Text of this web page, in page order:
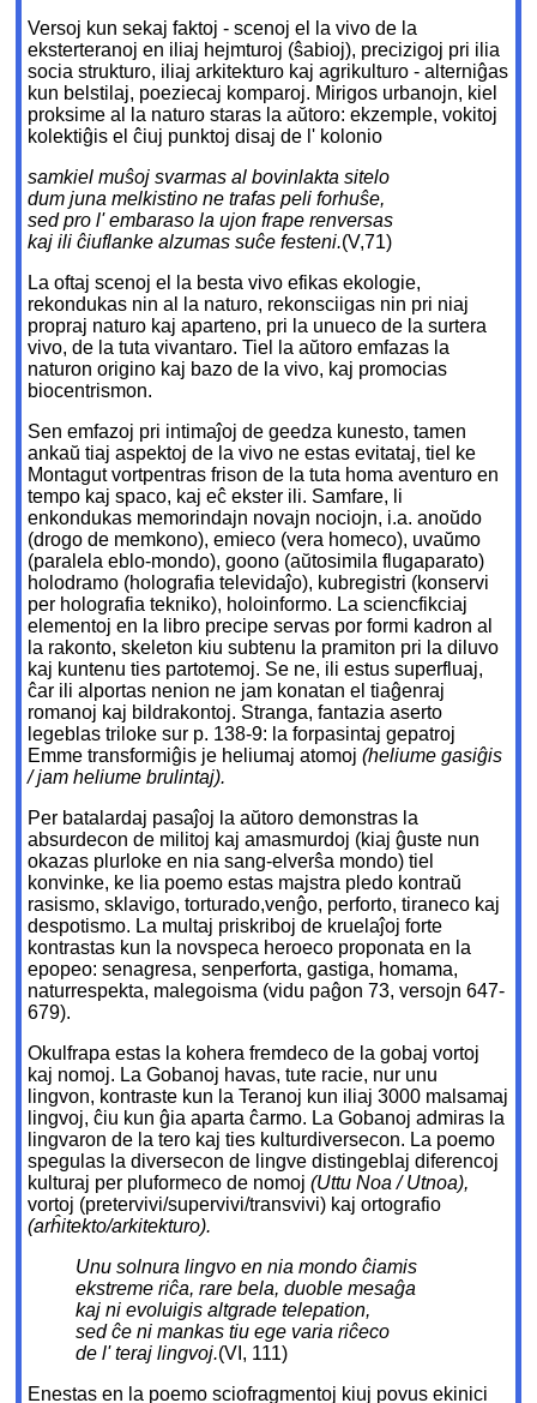
Versoj kun sekaj faktoj - scenoj el la vivo de la
eksterteranoj en iliaj hejmturoj (ŝabioj), precizigoj pri ilia
socia strukturo, iliaj arkitekturo kaj agrikulturo - alterniĝas
kun belstilaj, poeziecaj komparoj. Mirigos urbanojn, kiel
proksime al la naturo staras la aŭtoro: ekzemple, vokitoj
kolektiĝis el ĉiuj punktoj disaj de l' kolonio
samkiel muŝoj svarmas al bovinlakta sitelo
dum juna melkistino ne trafas peli forhuŝe,
sed pro l' embaraso la ujon frape renversas
kaj ili ĉiuflanke alzumas suĉe festeni.(V,71)
La oftaj scenoj el la besta vivo efikas ekologie,
rekondukas nin al la naturo, rekonsciigas nin pri niaj
propraj naturo kaj aparteno, pri la unueco de la surtera
vivo, de la tuta vivantaro. Tiel la aŭtoro emfazas la
naturon origino kaj bazo de la vivo, kaj promocias
biocentrismon.
Sen emfazoj pri intimaĵoj de geedza kunesto, tamen
ankaŭ tiaj aspektoj de la vivo ne estas evitataj, tiel ke
Montagut vortpentras frison de la tuta homa aventuro en
tempo kaj spaco, kaj eĉ ekster ili. Samfare, li
enkondukas memorindajn novajn nociojn, i.a. anoŭdo
(drogo de memkono), emieco (vera homeco), uvaŭmo
(paralela eblo-mondo), goono (aŭtosimila flugaparato)
holodramo (holografia televidaĵo), kubregistri (konservi
per holografia tekniko), holoinformo. La sciencfikciaj
elementoj en la libro precipe servas por formi kadron al
la rakonto, skeleton kiu subtenu la pramiton pri la diluvo
kaj kuntenu ties partotemoj. Se ne, ili estus superfluaj,
ĉar ili alportas nenion ne jam konatan el tiaĝenraj
romanoj kaj bildrakontoj. Stranga, fantazia aserto
legeblas triloke sur p. 138-9: la forpasintaj gepatroj
Emme transformiĝis je heliumaj atomoj(heliume gasiĝis
/ jam heliume brulintaj).
Per batalardaj pasaĵoj la aŭtoro demonstras la
absurdecon de militoj kaj amasmurdoj (kiaj ĝuste nun
okazas plurloke en nia sang-elverŝa mondo) tiel
konvinke, ke lia poemo estas majstra pledo kontraŭ
rasismo, sklavigo, torturado,venĝo, perforto, tiraneco kaj
despotismo. La multaj priskriboj de kruelaĵoj forte
kontrastas kun la novspeca heroeco proponata en la
epopeo: senagresa, senperforta, gastiga, homama,
naturrespekta, malegoisma (vidu paĝon 73, versojn 647-
679).
Okulfrapa estas la kohera fremdeco de la gobaj vortoj
kaj nomoj. La Gobanoj havas, tute racie, nur unu
lingvon, kontraste kun la Teranoj kun iliaj 3000 malsamaj
lingvoj, ĉiu kun ĝia aparta ĉarmo. La Gobanoj admiras la
lingvaron de la tero kaj ties kulturdiversecon. La poemo
spegulas la diversecon de lingve distingeblaj diferencoj
kulturaj per pluformeco de nomoj(Uttu Noa / Utnoa),
vortoj (pretervivi/supervivi/transvivi) kaj ortografio
(arĥitekto/arkitekturo).
Unu solnura lingvo en nia mondo ĉiamis
ekstreme riĉa, rare bela, duoble mesaĝa
kaj ni evoluigis altgrade telepation,
sed ĉe ni mankas tiu ege varia riĉeco
de l' teraj lingvoj.(VI, 111)
Enestas en la poemo sciofragmentoj kiuj povus ekinici